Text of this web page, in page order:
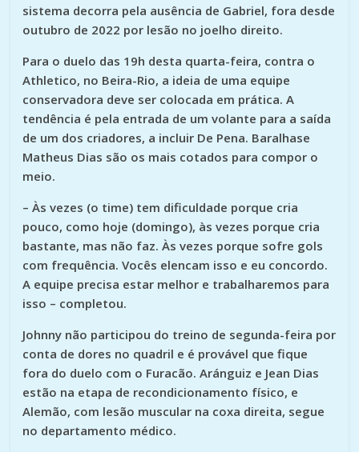
sistema decorra pela ausência de Gabriel, fora desde
outubro de 2022 por lesão no joelho direito.
Para o duelo das 19h desta quarta-feira, contra o
Athletico, no Beira-Rio, a ideia de uma equipe
conservadora deve ser colocada em prática. A
tendência é pela entrada de um volante para a saída
de um dos criadores, a incluir De Pena. Baralhase
Matheus Dias são os mais cotados para compor o
meio.
– Às vezes (o time) tem dificuldade porque cria
pouco, como hoje (domingo), às vezes porque cria
bastante, mas não faz. Às vezes porque sofre gols
com frequência. Vocês elencam isso e eu concordo.
A equipe precisa estar melhor e trabalharemos para
isso – completou.
Johnny não participou do treino de segunda-feira por
conta de dores no quadril e é provável que fique
fora do duelo com o Furacão. Aránguiz e Jean Dias
estão na etapa de recondicionamento físico, e
Alemão, com lesão muscular na coxa direita, segue
no departamento médico.